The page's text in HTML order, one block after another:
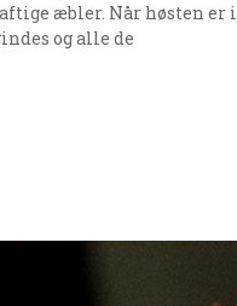
æbler. Når høsten er i
og alle de